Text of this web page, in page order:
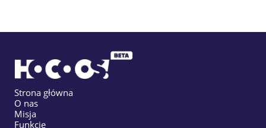
Strona główna
O nas
Misja
Funkcje